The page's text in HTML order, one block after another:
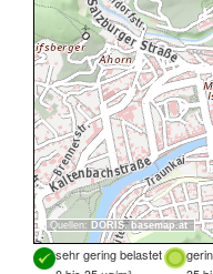
Quellen: DORIS, basemap.at
sehr gering belastet